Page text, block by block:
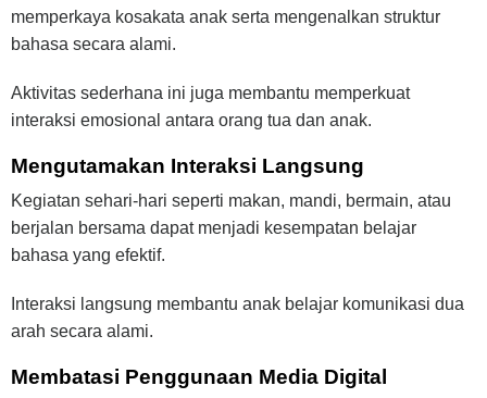
memperkaya kosakata anak serta mengenalkan struktur
bahasa secara alami.
Aktivitas sederhana ini juga membantu memperkuat
interaksi emosional antara orang tua dan anak.
Mengutamakan Interaksi Langsung
Kegiatan sehari-hari seperti makan, mandi, bermain, atau
berjalan bersama dapat menjadi kesempatan belajar
bahasa yang efektif.
Interaksi langsung membantu anak belajar komunikasi dua
arah secara alami.
Membatasi Penggunaan Media Digital